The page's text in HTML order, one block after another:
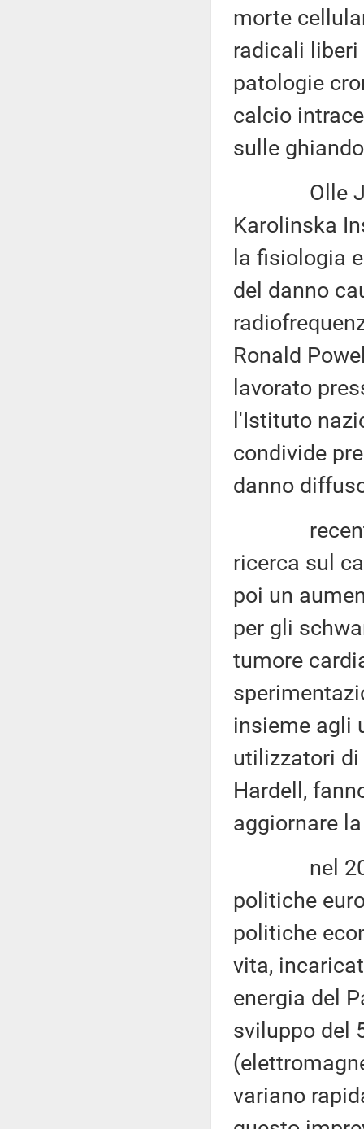
morte
radicali
patologie
calcio
sulle
Olle
Karolinska
la fisiologia
del danno
Ronald
lavorato
l'Istituto
condivide
danno
recenti
ricerca sul
poi un
per gli
tumore
insieme agli
utilizzatori
Hardell,
aggiornare
nel 2019
politiche
politiche
vita,
energia del
sviluppo del
variano